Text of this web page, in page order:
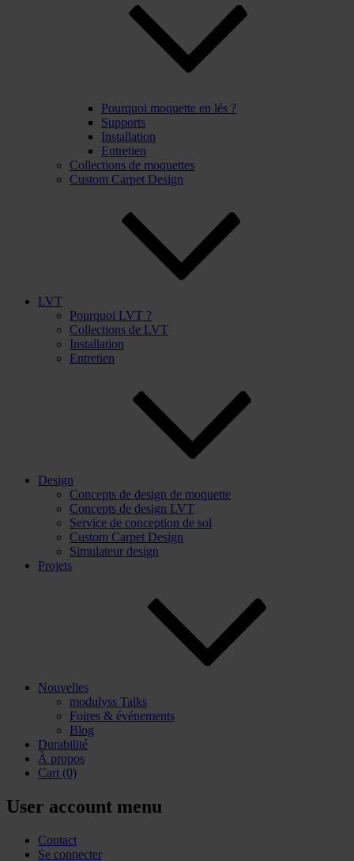
Pourquoi moquette en lés ?
Supports
Installation
Entretien
Collections de moquettes
Custom Carpet Design
LVT
Pourquoi LVT ?
Collections de LVT
Installation
Entretien
Design
Concepts de design de moquette
Concepts de design LVT
Service de conception de sol
Custom Carpet Design
Simulateur design
Projets
Nouvelles
modulyss Talks
Foires & événements
Blog
Durabilité
À propos
Cart (0)
User account menu
Contact
Se connecter